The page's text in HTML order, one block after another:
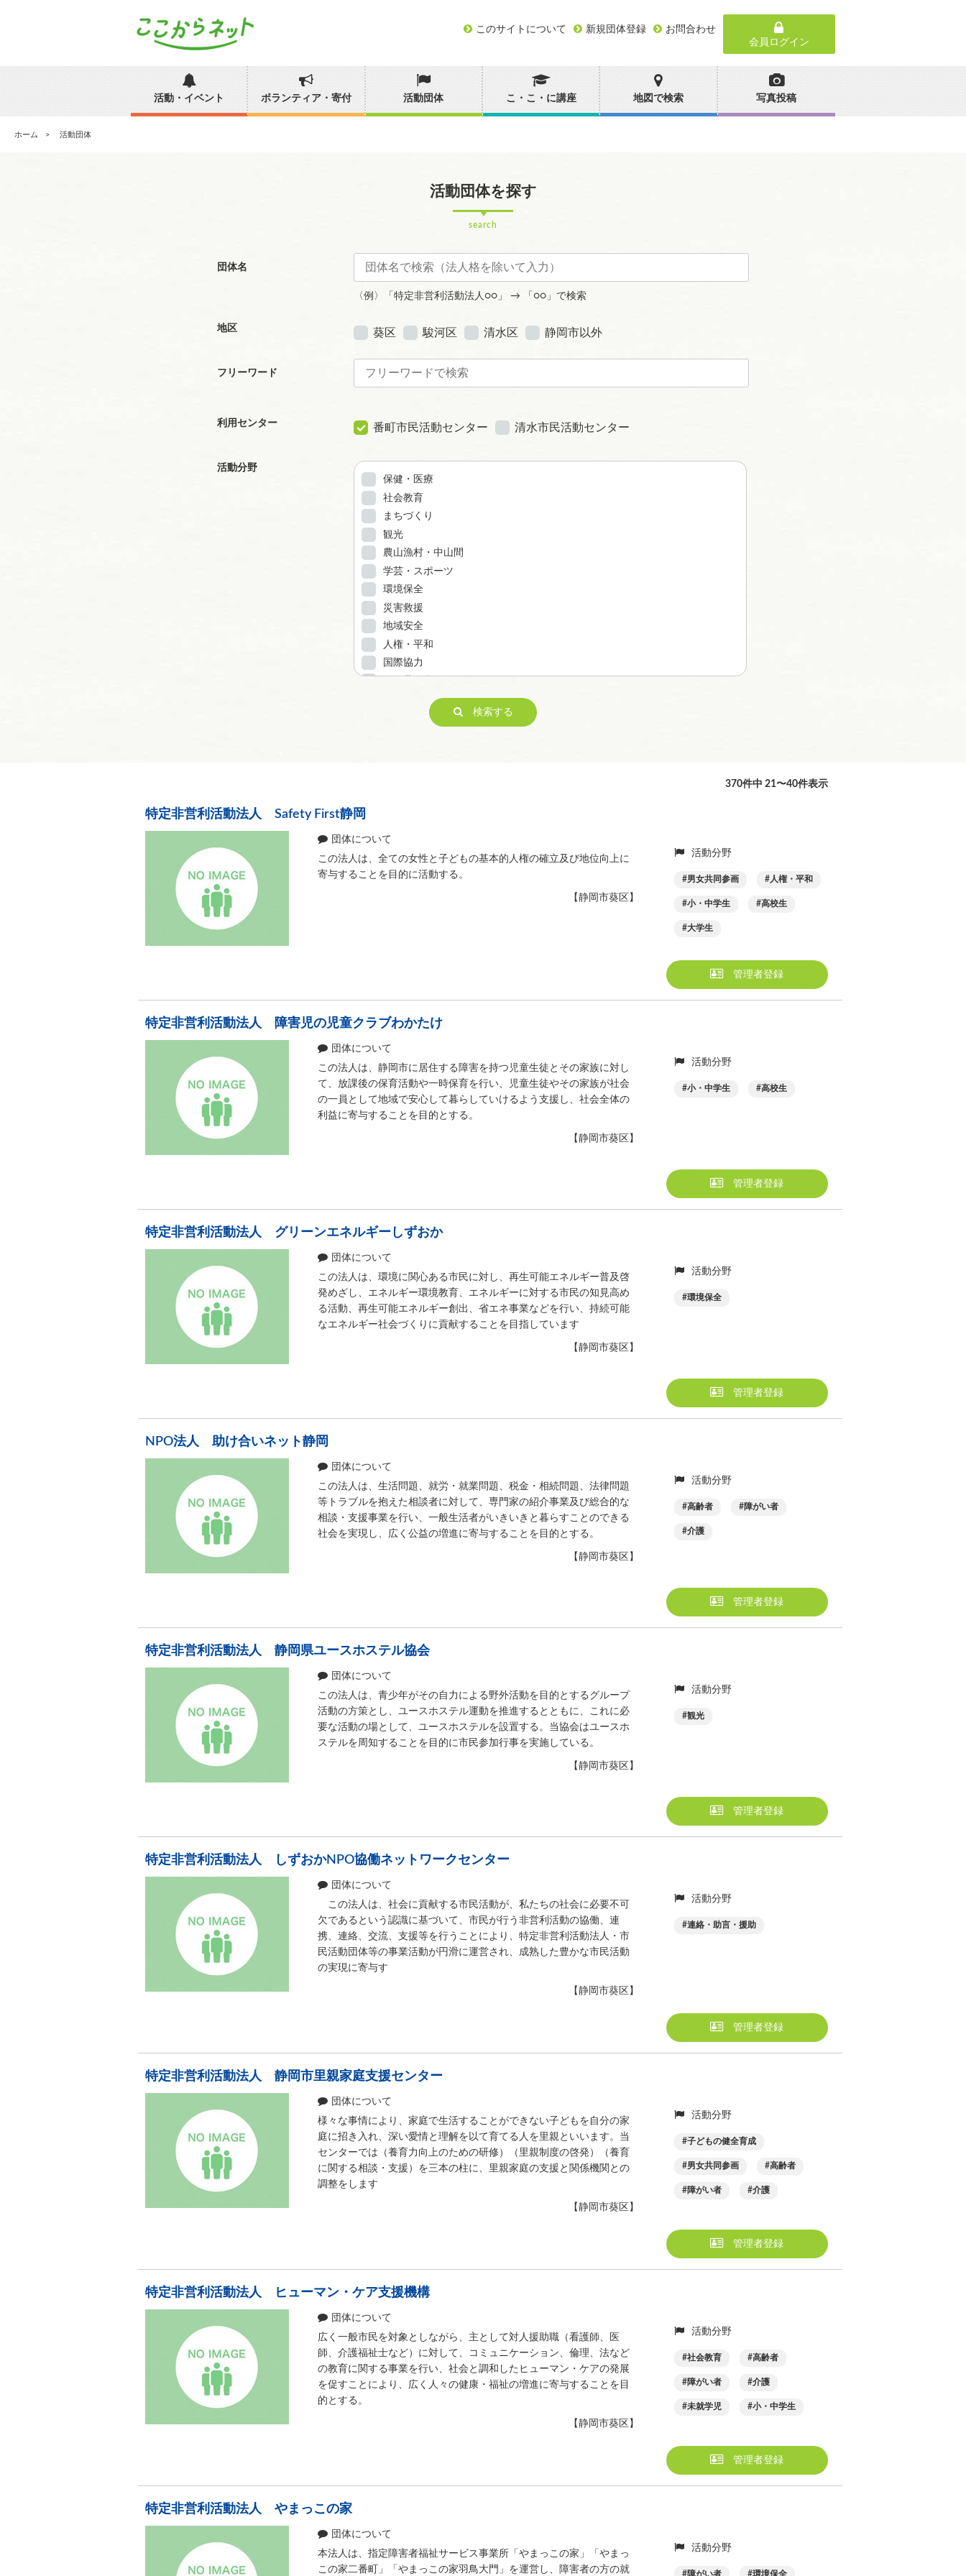
このサイトについて 新規団体登録
お問合わせ
会員ログイン
活動・イベント ボランティア・寄付 活動団体 こ・こ・に講座 地図で検索 写真投稿
ホーム 活動団体
活動団体を探す
search
団体名
〈例〉「特定非営利活動法人○○」 → 「○○」で検索
地区 葵区 駿河区 清水区 静岡市以外
フリーワード
利用センター 番町市民活動センター 清水市民活動センター
活動分野
保健・医療
社会教育
まちづくり
観光
農山漁村・中山間
学芸・スポーツ
環境保全
災害救援
地域安全
人権・平和
国際協力
子どもの健全育成
検索する
370件中 21〜40件表示
特定非営利活動法人 Safety First静岡
団体について
この法人は、全ての女性と子どもの基本的人権の確立及び地位向上に
寄与することを目的に活動する。
【静岡市葵区】
活動分野
男女共同参画 人権・平和
小・中学生 高校生
大学生
管理者登録
特定非営利活動法人 障害児の児童クラブわかたけ
団体について
この法人は、静岡市に居住する障害を持つ児童生徒とその家族に対し
て、放課後の保育活動や一時保育を行い、児童生徒やその家族が社会
の一員として地域で安心して暮らしていけるよう支援し、社会全体の
利益に寄与することを目的とする。
【静岡市葵区】
活動分野
小・中学生 高校生
管理者登録
特定非営利活動法人 グリーンエネルギーしずおか
団体について
この法人は、環境に関心ある市民に対し、再生可能エネルギー普及啓
発めざし、エネルギー環境教育、エネルギーに対する市民の知見高め
る活動、再生可能エネルギー創出、省エネ事業などを行い、持続可能
なエネルギー社会づくりに貢献することを目指しています
【静岡市葵区】
活動分野
環境保全
管理者登録
NPO法人 助け合いネット静岡
団体について
この法人は、生活問題、就労・就業問題、税金・相続問題、法律問題
等トラブルを抱えた相談者に対して、専門家の紹介事業及び総合的な
相談・支援事業を行い、一般生活者がいきいきと暮らすことのできる
社会を実現し、広く公益の増進に寄与することを目的とする。
【静岡市葵区】
活動分野
高齢者 障がい者
介護
管理者登録
特定非営利活動法人 静岡県ユースホステル協会
団体について
この法人は、青少年がその自力による野外活動を目的とするグループ
活動の方策とし、ユースホステル運動を推進するとともに、これに必
要な活動の場として、ユースホステルを設置する。当協会はユースホ
ステルを周知することを目的に市民参加行事を実施している。
【静岡市葵区】
活動分野
観光
管理者登録
特定非営利活動法人 しずおかNPO協働ネットワークセンター
団体について
この法人は、社会に貢献する市民活動が、私たちの社会に必要不可
欠であるという認識に基づいて、市民が行う非営利活動の協働、連
携、連絡、交流、支援等を行うことにより、特定非営利活動法人・市
民活動団体等の事業活動が円滑に運営され、成熟した豊かな市民活動
の実現に寄与す
【静岡市葵区】
活動分野
連絡・助言・援助
管理者登録
特定非営利活動法人 静岡市里親家庭支援センター
団体について
様々な事情により、家庭で生活することができない子どもを自分の家
庭に招き入れ、深い愛情と理解を以て育てる人を里親といいます。当
センターでは（養育力向上のための研修）（里親制度の啓発）（養育
に関する相談・支援）を三本の柱に、里親家庭の支援と関係機関との
調整をします
【静岡市葵区】
活動分野
子どもの健全育成
男女共同参画 高齢者
障がい者 介護
管理者登録
特定非営利活動法人 ヒューマン・ケア支援機構
団体について
広く一般市民を対象としながら、主として対人援助職（看護師、医
師、介護福祉士など）に対して、コミュニケーション、倫理、法など
の教育に関する事業を行い、社会と調和したヒューマン・ケアの発展
を促すことにより、広く人々の健康・福祉の増進に寄与することを目
的とする。
【静岡市葵区】
活動分野
社会教育 高齢者
障がい者 介護
未就学児 小・中学生
管理者登録
特定非営利活動法人 やまっこの家
団体について
本法人は、指定障害者福祉サービス事業所「やまっこの家」「やまっ
この家二番町」「やまっこの家羽鳥大門」を運営し、障害者の方の就
活動分野
障がい者 環境保全